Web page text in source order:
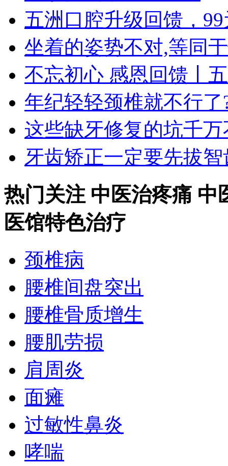
五洲口腔升级回馈，
坐着的姿势不对,等同
不忘初心 感恩回馈丨
年纪轻轻颈椎就不行
这些缺牙修复的坑千
牙齿矫正一定要先拔智
热门关注 中医治疼痛 中
医馆特色治疗
颈椎病
腰椎间盘突出
腰椎骨质增生
腰肌劳损
肩周炎
面瘫
过敏性鼻炎
哮喘